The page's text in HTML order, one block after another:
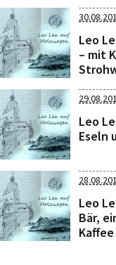
Leo
– mit
Leo
Eseln
Leo
Bär,
Kaffee